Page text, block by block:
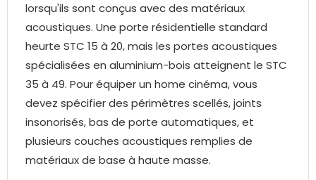
lorsqu'ils sont conçus avec des matériaux
acoustiques. Une porte résidentielle standard
heurte STC 15 à 20, mais les portes acoustiques
spécialisées en aluminium-bois atteignent le STC
35 à 49. Pour équiper un home cinéma, vous
devez spécifier des périmètres scellés, joints
insonorisés, bas de porte automatiques, et
plusieurs couches acoustiques remplies de
matériaux de base à haute masse.